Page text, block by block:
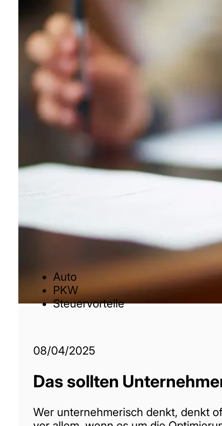
Auto
PKW
Steuervorteile
08/04/2025
Das sollten
Wer unternehmerisch denkt, denkt